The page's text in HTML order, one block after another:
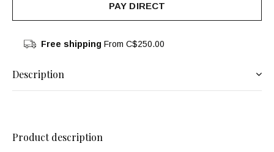
PAY DIRECT
Free shipping From C$250.00
Description
Product description